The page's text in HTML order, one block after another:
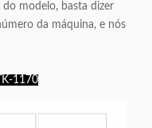
modelo, basta dizer
da máquina, e nós
1170